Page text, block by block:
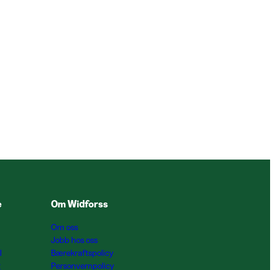
Om Widforss
Om oss
Jobb hos oss
Bærekraftspolicy
Personvernpolicy